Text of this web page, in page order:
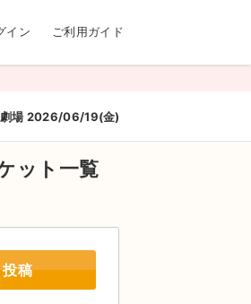
イン ご利用ガイド
場 2026/06/19(金)
ット一覧
稿